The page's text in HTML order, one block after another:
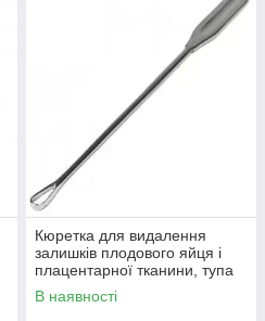
Кюретка для видалення
залишків плодового яйця і
плацентарної тканини, тупа
В наявності